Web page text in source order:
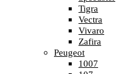
Tigra
Vectra
Vivaro
Zafira
Peugeot
1007